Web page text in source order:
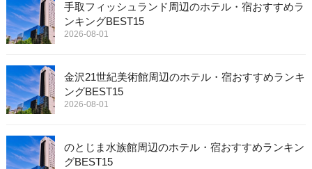
手取フィッシュランド周辺のホテル・宿おすすめラ
ンキングBEST15
2026-08-01
金沢21世紀美術館周辺のホテル・宿おすすめランキ
ングBEST15
2026-08-01
のとじま水族館周辺のホテル・宿おすすめランキン
グBEST15